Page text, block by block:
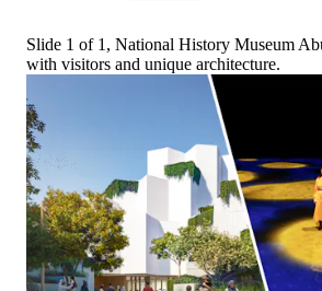
Slide 1 of 1, National History Museum
with visitors and unique architecture.